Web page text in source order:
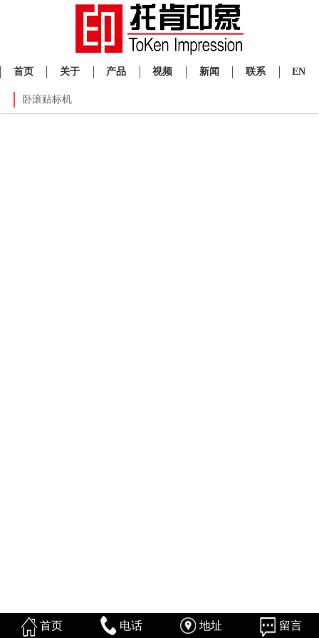
首页 关于 产品 视频 新闻 联系 EN
卧滚贴标机
首页 电话 地址 留言